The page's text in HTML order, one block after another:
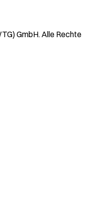
GmbH. Alle Rechte